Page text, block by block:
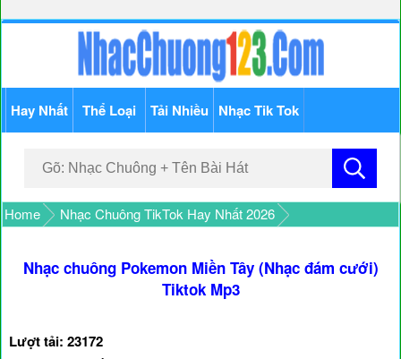
Hay Nhất Thể Loại Tải Nhiều Nhạc Tik Tok
Home Nhạc Chuông TikTok Hay Nhất 2026
Nhạc chuông Pokemon Miền Tây (Nhạc đám cưới)
Tiktok Mp3
Lượt tải: 23172